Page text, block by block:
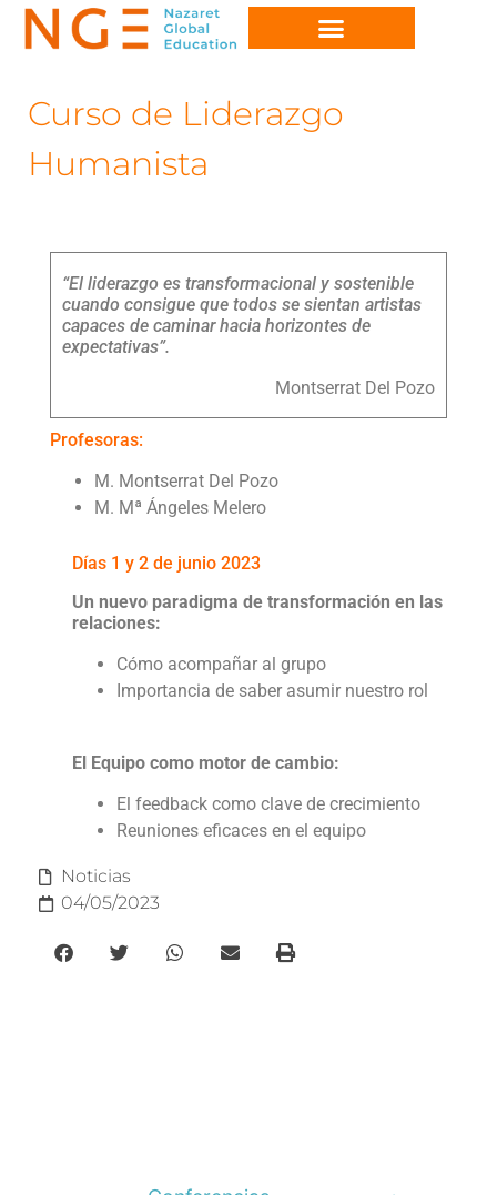
Curso de Liderazgo
Humanista
“El liderazgo es transformacional y sostenible
cuando consigue que todos se sientan artistas
capaces de caminar hacia horizontes de
expectativas”.
Montserrat Del Pozo
Profesoras:
M. Montserrat Del Pozo
M. Mª Ángeles Melero
Días 1 y 2 de junio 2023
Un nuevo paradigma de transformación en las
relaciones:
Cómo acompañar al grupo
Importancia de saber asumir nuestro rol
El Equipo como motor de cambio:
El feedback como clave de crecimiento
Reuniones eficaces en el equipo
Noticias
04/05/2023